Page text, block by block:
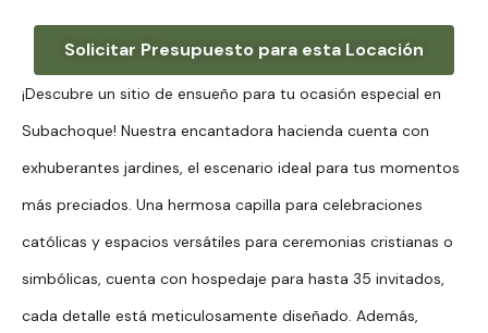
Solicitar Presupuesto para esta Locación
¡Descubre un sitio de ensueño para tu ocasión especial en
Subachoque! Nuestra encantadora hacienda cuenta con
exhuberantes jardines, el escenario ideal para tus momentos
más preciados. Una hermosa capilla para celebraciones
católicas y espacios versátiles para ceremonias cristianas o
simbólicas, cuenta con hospedaje para hasta 35 invitados,
cada detalle está meticulosamente diseñado. Además,